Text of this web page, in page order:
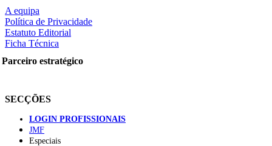
A equipa
Política de Privacidade
Estatuto Editorial
Ficha Técnica
Parceiro estratégico
SECÇÕES
LOGIN PROFISSIONAIS
JMF
Especiais